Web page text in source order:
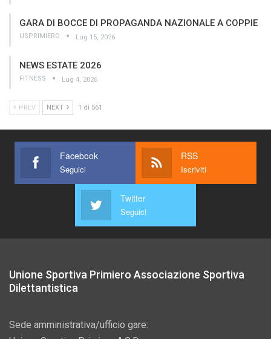
GARA DI BOCCE DI PROPAGANDA NAZIONALE A COPPIE
USPRIMIERO Lug 15, 2026
NEWS ESTATE 2026
FITNESS Lug 4, 2026
PREV NEXT 1 di 561
Facebook
Seguici
RSS
Iscriviti
Twitter
Seguici
Unione Sportiva Primiero Associazione Sportiva
Dilettantistica
Sede amministrativa/ufficio gare: